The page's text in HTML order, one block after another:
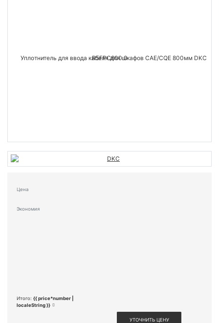
Цена
Экономия
Итого: {{ price*number |
localeString }}
УТОЧНИТЬ ЦЕНУ